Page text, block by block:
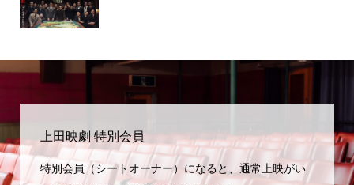
上田映劇 特別会員
特別会員（シートオーナー）になると、通常上映がい